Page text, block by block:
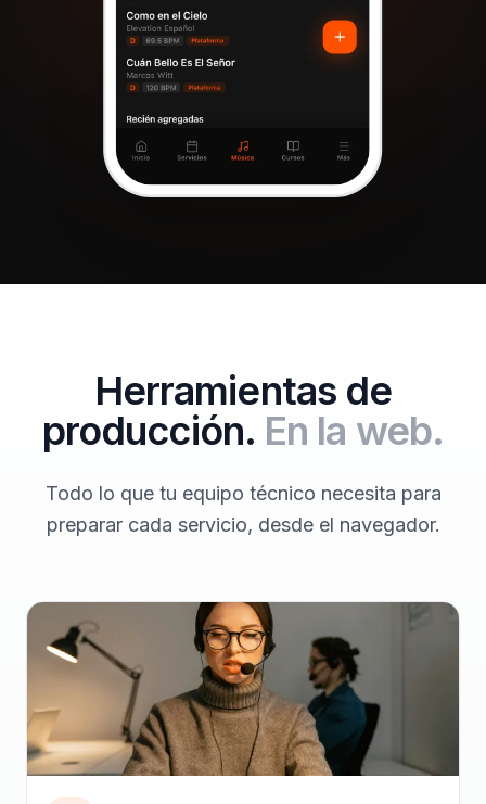
Herramientas de
producción. En la web.
Todo lo que tu equipo técnico necesita para
preparar cada servicio, desde el navegador.